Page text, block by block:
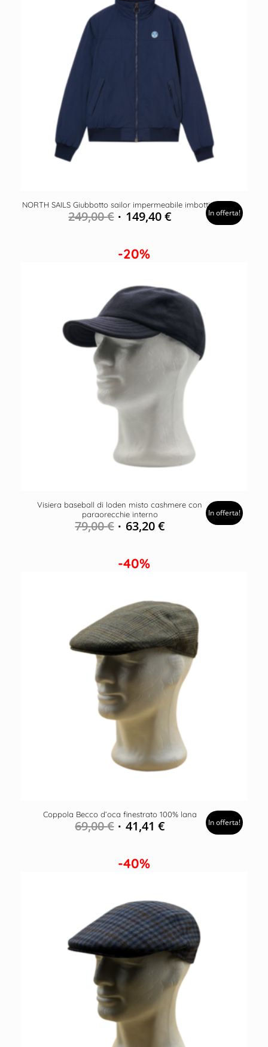
NORTH SAILS Giubbotto sailor impermeabile imbottito
249,00€ 149,40€ In offerta!
-20%
Visiera baseball di loden misto cashmere con
paraorecchie interno
79,00€ 63,20€
In offerta!
-40%
Coppola Becco d’oca finestrato 100% lana
69,00€ 41,41€ In offerta!
-40%